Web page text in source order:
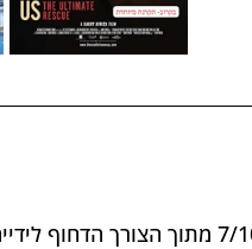
עמותת אדמה לאדם הוקמה ב7/10/2023